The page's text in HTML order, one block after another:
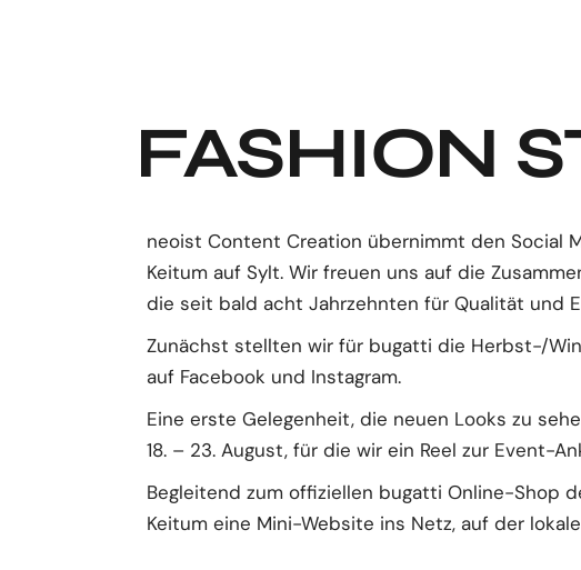
FASHION
neoist Content Creation übernimmt den Social
Keitum auf Sylt. Wir freuen uns auf die
die seit bald acht Jahrzehnten für Qualität und
Zunächst stellten wir für bugatti die Herbst-/
auf Facebook und Instagram.
Eine erste Gelegenheit, die neuen Looks zu
18. – 23. August, für die wir ein Reel zur Event-
Begleitend zum offiziellen bugatti Online-Shop
Keitum eine Mini-Website ins Netz, auf der